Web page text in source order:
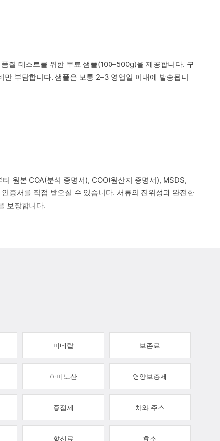
질 테스트를 위한 무료 샘플(100–500g)을 제공합니다. 구
만 부담합니다. 샘플은 보통 2–3 영업일 이내에 발송됩니
터 원본 COA(분석 증명서), COO(원산지 증명서), MSDS,
증서를 직접 받으실 수 있습니다. 서류의 진위성과 완전한
보장합니다.
미네랄 보존료
아미노산 영양보충제
증점제 차와 주스
향신료 효소